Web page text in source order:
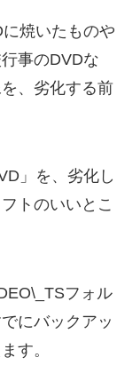
焼いたものや
事のDVDな
、劣化する前
」を、劣化し
トのいいとこ
フォル
にバックアッ
す。